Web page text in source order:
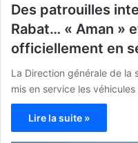
Des patrouilles
Rabat… « Aman »
officiellement en
La Direction générale de la
mis en service les
Lire la suite »